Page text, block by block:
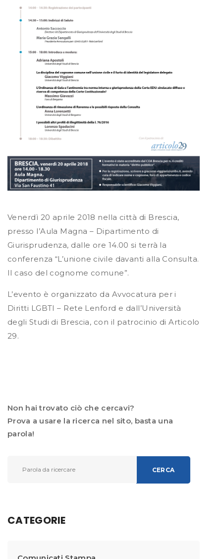
Venerdì 20 aprile 2018 nella città di Brescia,
presso l’Aula Magna – Dipartimento di
Giurisprudenza, dalle ore 14.00 si terrà la
conferenza “L’unione civile davanti alla Consulta.
Il caso del cognome comune”.
L’evento è organizzato da Avvocatura per i
Diritti LGBTI – Rete Lenford e dall’Università
degli Studi di Brescia, con il patrocinio di Articolo
29.
Non hai trovato ciò che cercavi?
Prova a usare la ricerca nel sito, basta una
parola!
CERCA
CATEGORIE